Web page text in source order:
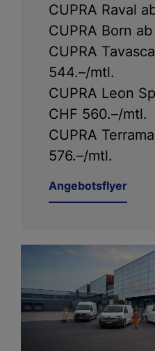
CUPRA Raval
CUPRA Born
CUPRA
544.–/mtl.
CUPRA Leon
CHF 560.–/mtl.
CUPRA
576.–/mtl.
Angebotsflyer